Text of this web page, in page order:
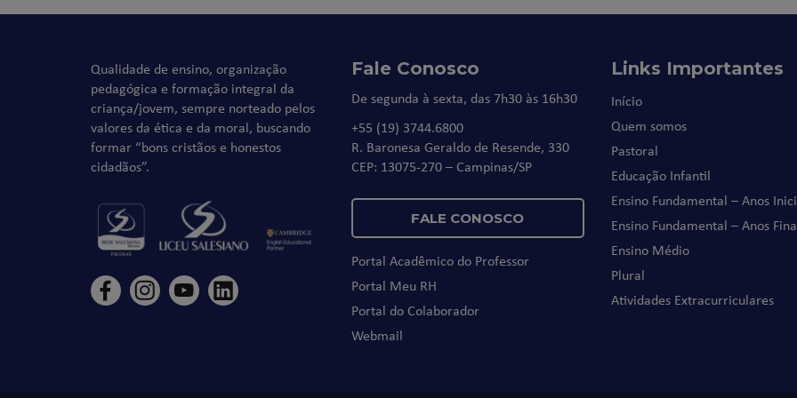
Qualidade de ensino, organização
pedagógica e formação integral da
criança/jovem, sempre norteado pelos
valores da ética e da moral, buscando
formar “bons cristãos e honestos
cidadãos”.
Fale Conosco
De segunda à sexta, das 7h30 às 16h30
+55 (19) 3744.6800
R. Baronesa Geraldo de Resende, 330
CEP: 13075-270 – Campinas/SP
FALE CONOSCO
Portal Acadêmico do Professor
Portal Meu RH
Portal do Colaborador
Webmail
Links Importantes
Início
Quem somos
Pastoral
Educação Infantil
Ensino Fundamental – Anos
Ensino Fundamental – Anos
Ensino Médio
Plural
Atividades Extracurriculares